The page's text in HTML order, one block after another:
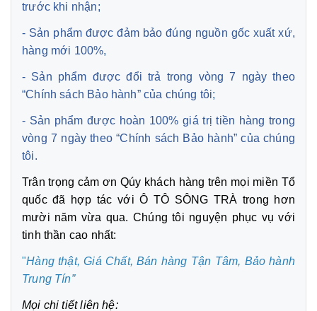
trước khi nhận;
- Sản phẩm được đảm bảo đúng nguồn gốc xuất xứ,
hàng mới 100%,
- Sản phẩm được đổi trả trong vòng 7 ngày theo
“Chính sách Bảo hành” của chúng tôi;
- Sản phẩm được hoàn 100% giá trị tiền hàng trong
vòng 7 ngày theo “Chính sách Bảo hành” của chúng
tôi.
Trân trọng cảm ơn Qúy khách hàng trên mọi miền Tổ
quốc đã hợp tác với Ô TÔ SÔNG TRÀ trong hơn
mười năm vừa qua. Chúng tôi nguyện phục vụ với
tinh thần cao nhất:
"Hàng thật, Giá Chất, Bán hàng Tận Tâm, Bảo hành
Trung Tín”
Mọi chi tiết liên hệ: